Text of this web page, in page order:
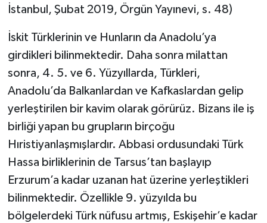
İstanbul, Şubat 2019, Örgün Yayınevi, s. 48)
İskit Türklerinin ve Hunların da Anadolu’ya
girdikleri bilinmektedir. Daha sonra milattan
sonra, 4. 5. ve 6. Yüzyıllarda, Türkleri,
Anadolu’da Balkanlardan ve Kafkaslardan gelip
yerleştirilen bir kavim olarak görürüz. Bizans ile iş
birliği yapan bu grupların birçoğu
Hıristiyanlaşmışlardır. Abbasi ordusundaki Türk
Hassa birliklerinin de Tarsus’tan başlayıp
Erzurum’a kadar uzanan hat üzerine yerleştikleri
bilinmektedir. Özellikle 9. yüzyılda bu
bölgelerdeki Türk nüfusu artmış, Eskişehir’e kadar